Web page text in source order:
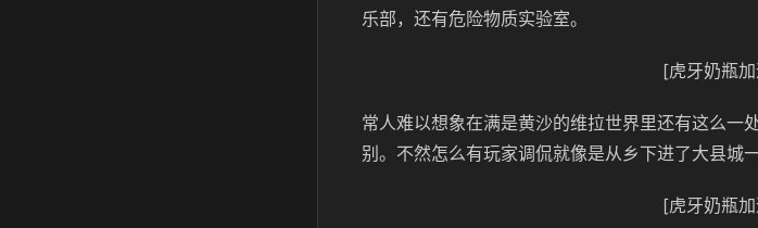
乐部，还有危险物质实验室。
[虎牙奶瓶
常人难以想象在满是黄沙的维拉世界里还有这么一
别。不然怎么有玩家调侃就像是从乡下进了大县城一
[虎牙奶瓶